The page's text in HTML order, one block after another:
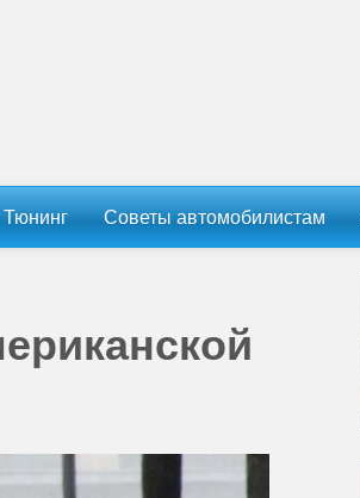
Тюнинг Советы автомобилистам